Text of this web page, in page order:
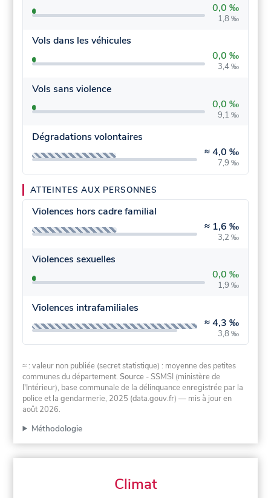
0,0 ‰
1,8 ‰
Vols dans les véhicules
0,0 ‰
3,4 ‰
Vols sans violence
0,0 ‰
9,1 ‰
Dégradations volontaires
≈4,0 ‰
7,9 ‰
ATTEINTES AUX PERSONNES
Violences hors cadre familial
≈ 1,6 ‰
3,2 ‰
Violences sexuelles
0,0 ‰
1,9 ‰
Violences intrafamiliales
≈4,3 ‰
3,8 ‰
≈ : valeur non publiée (secret statistique) : moyenne des petites
communes du département.Source - SSMSI (ministère de
l'Intérieur), base communale de la délinquance enregistrée par la
police et la gendarmerie, 2025 (data.gouv.fr) — mis à jour en
août 2026.
Méthodologie
Climat